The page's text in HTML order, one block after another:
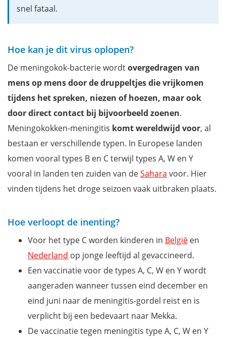
snel fataal.
Hoe kan je dit virus oplopen?
De meningokok-bacterie wordtovergedragen van
mens op mens door de druppeltjes die vrijkomen
tijdens het spreken, niezen of hoezen, maar ook
door direct contact bij bijvoorbeeld zoenen.
Meningokokken-meningitis komt wereldwijd voor, al
bestaan er verschillende typen. In Europese landen
komen vooral types B en C terwijl types A, W en Y
vooral in landen ten zuiden van deSahara voor. Hier
vinden tijdens het droge seizoen vaak uitbraken plaats.
Hoe verloopt de inenting?
Voor het type C worden kinderen in België en
Nederland op jonge leeftijd al gevaccineerd.
Een vaccinatie voor de types A, C, W en Y wordt
aangeraden wanneer tussen eind december en
eind juni naar de meningitis-gordel reist en is
verplicht bij een bedevaart naar Mekka.
De vaccinatie tegen meningitis type A, C, W en Y